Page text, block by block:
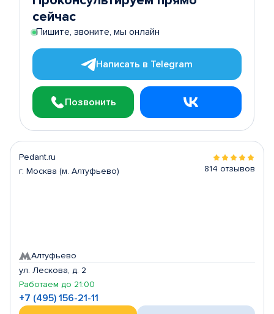
сейчас
Пишите, звоните, мы онлайн
Написать в Telegram
Позвонить
Pedant.ru
г. Москва (м. Алтуфьево)
814 отзывов
Алтуфьево
ул. Лескова, д. 2
Работаем до 21:00
+7 (495) 156-21-11